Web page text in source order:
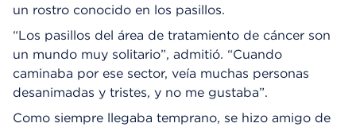
un rostro conocido en los pasillos.
“Los pasillos del área de tratamiento de cáncer son
un mundo muy solitario”, admitió. “Cuando
caminaba por ese sector, veía muchas personas
desanimadas y tristes, y no me gustaba”.
Como siempre llegaba temprano, se hizo amigo de